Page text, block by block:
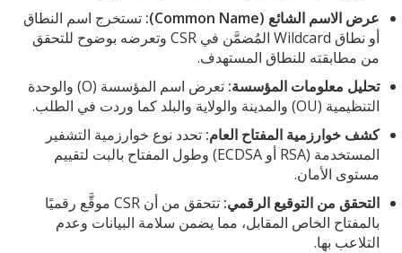
عرض الاسم الشائع (Common Name):
تستخرج اسم النطاق
أو نطاق Wildcard المُضمَّن في CSR وتعرضه بوضوح للتحقق
من مطابقته للنطاق المستهدف.
تحليل معلومات المؤسسة:
تعرض اسم المؤسسة (O) والوحدة
التنظيمية (OU) والمدينة والولاية والبلد كما وردت في الطلب.
كشف خوارزمية المفتاح العام: تحدد نوع خوارزمية التشفير
المستخدمة (RSA أو ECDSA) وطول المفتاح بالبت لتقييم
مستوى الأمان.
التحقق من التوقيع الرقمي:
تتحقق من أن CSR موقَّع رقميًا
بالمفتاح الخاص المقابل، مما يضمن سلامة البيانات وعدم
التلاعب بها.